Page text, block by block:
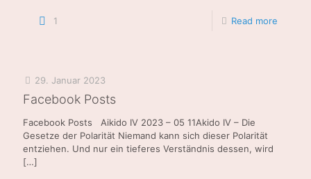
1 Read more
29. Januar 2023
Facebook Posts
Facebook Posts Aikido IV 2023 – 05 11Akido IV – Die
Gesetze der Polarität Niemand kann sich dieser Polarität
entziehen. Und nur ein tieferes Verständnis dessen, wird
[…]